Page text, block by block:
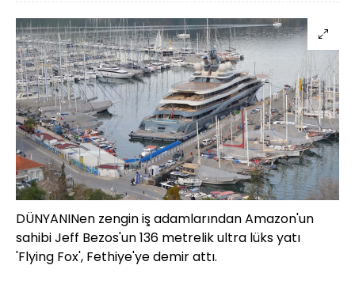
DÜNYANINen zengin iş adamlarından Amazon'un
sahibi Jeff Bezos'un 136 metrelik ultra lüks yatı
'Flying Fox', Fethiye'ye demir attı.